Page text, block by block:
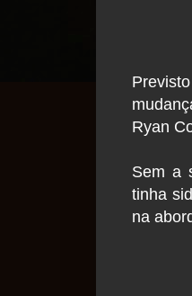
Ryan
Sem a
tinha
na